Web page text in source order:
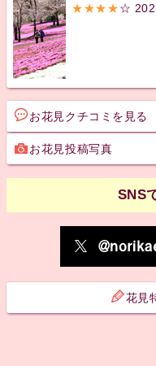
★★★★☆
お花見クチコミを見る
お花見投稿写真
SNS
花見